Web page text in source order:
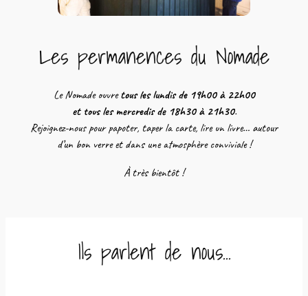
Les permanences du Nomade
Le Nomade ouvretous les lundis de 19h00 à 22h00
et tous les mercredis de 18h30 à 21h30.
Rejoignez-nous pour papoter, taper la carte, lire un livre… autour
d’un bon verre et dans une atmosphère conviviale !
À très bientôt !
Ils parlent de nous…